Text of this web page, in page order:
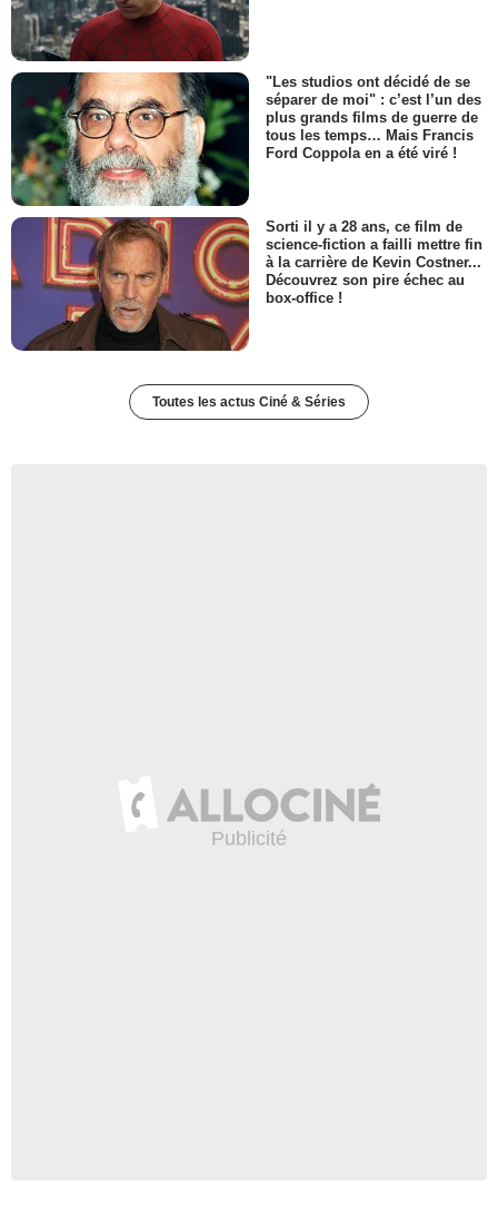
"Les studios ont décidé de se
séparer de moi" : c’est l’un des
plus grands films de guerre de
tous les temps… Mais Francis
Ford Coppola en a été viré !
Sorti il y a 28 ans, ce film de
science-fiction a failli mettre fin
à la carrière de Kevin Costner...
Découvrez son pire échec au
box-office !
Toutes les actus Ciné & Séries